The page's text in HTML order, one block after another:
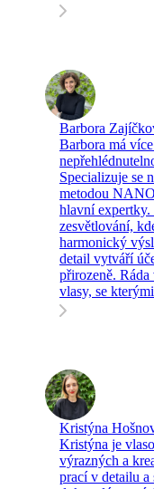
Barbora
Barbora má
Specializuje se
metodou
hlavní expertky.
zesvětlování,
harmonický
detail vytváří
přirozeně.
vlasy, se
Kristýna
Kristýna je
výrazných a
prací v detailu